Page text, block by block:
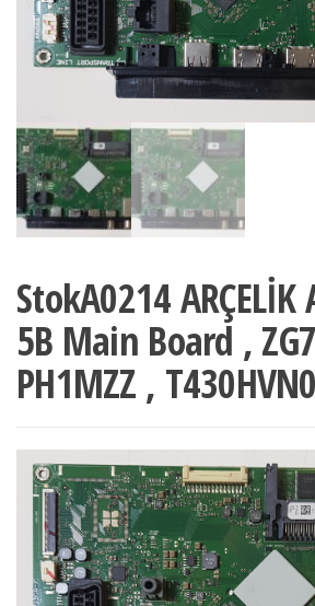
StokA0214 ARÇELİK
5B Main Board ,
PH1MZZ ,